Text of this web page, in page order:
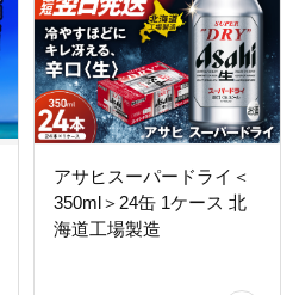
アサヒスーパードライ＜
350ml＞24缶 1ケース 北
海道工場製造